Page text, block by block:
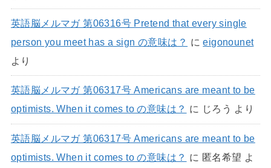
英語脳メルマガ 第06316号 Pretend that every single
person you meet has a sign の意味は？ にeigonounet
より
英語脳メルマガ 第06317号 Americans are meant to be
optimists. When it comes to の意味は？ に じろう より
英語脳メルマガ 第06317号 Americans are meant to be
optimists. When it comes to の意味は？ に 匿名希望 よ